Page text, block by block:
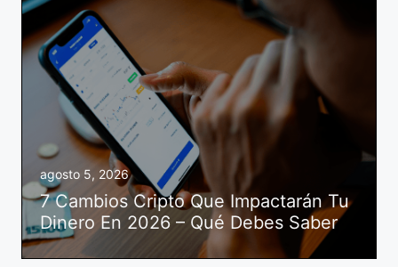
agosto 5, 2026
7 Cambios Cripto Que Impactarán Tu
Dinero En 2026 – Qué Debes Saber